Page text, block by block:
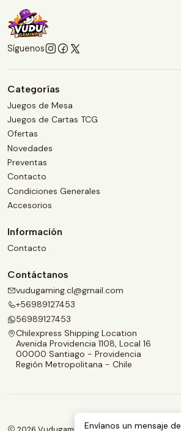
Síguenos
Categorías
Juegos de Mesa
Juegos de Cartas TCG
Ofertas
Novedades
Preventas
Contacto
Condiciones Generales
Accesorios
Información
Contacto
Contáctanos
vudugaming.cl@gmail.com
+56989127453
56989127453
Chilexpress Shipping Location
Avenida Providencia 1108, Local 16
00000 Santiago - Providencia
Región Metropolitana - Chile
Envíanos un mensaje de